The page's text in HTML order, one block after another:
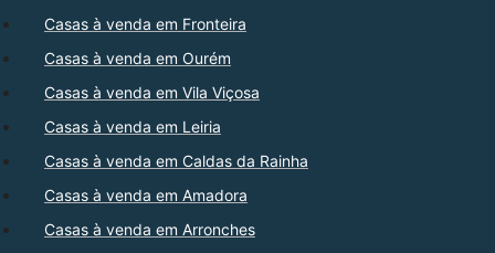
Casas à venda em Fronteira
Casas à venda em Ourém
Casas à venda em Vila Viçosa
Casas à venda em Leiria
Casas à venda em Caldas da Rainha
Casas à venda em Amadora
Casas à venda em Arronches